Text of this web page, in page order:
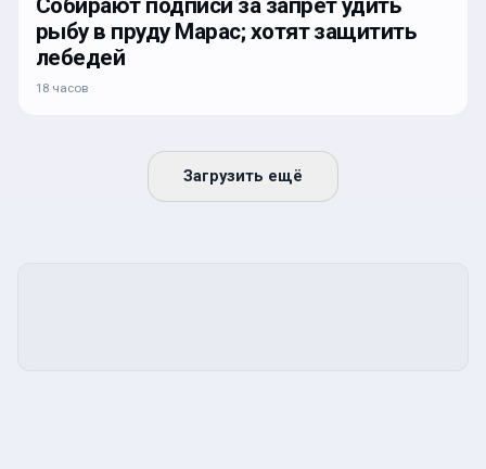
рыбу в пруду Марас; хотят защитить
лебедей
18 часов
Загрузить ещё